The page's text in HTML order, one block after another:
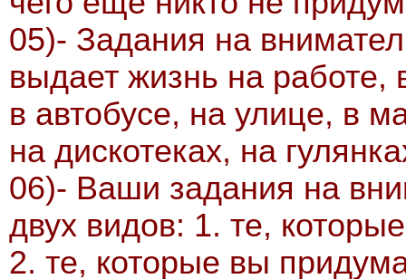
05)- Задания на
выдает жизнь на работе,
в автобусе, на улице, в
на дискотеках, на
06)- Ваши задания на
двух видов: 1. те,
2. те, которые вы